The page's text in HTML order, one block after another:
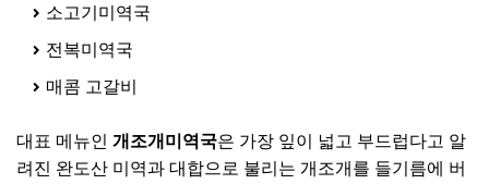
소고기미역국
전복미역국
매콤 고갈비
대표 메뉴인 개조개미역국은 가장 잎이 넓고 부드럽다고 알
려진 완도산 미역과 대합으로 불리는 개조개를 들기름에 버